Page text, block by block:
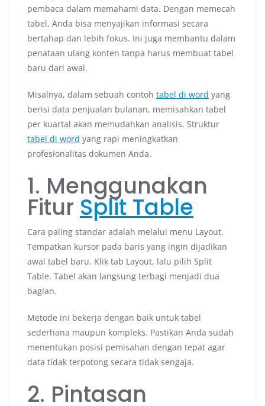
pembaca dalam memahami data. Dengan memecah
tabel, Anda bisa menyajikan informasi secara
bertahap dan lebih fokus. Ini juga membantu dalam
penataan ulang konten tanpa harus membuat tabel
baru dari awal.
Misalnya, dalam sebuah contoh tabel di word yang
berisi data penjualan bulanan, memisahkan tabel
per kuartal akan memudahkan analisis. Struktur
tabel di word yang rapi meningkatkan
profesionalitas dokumen Anda.
1. Menggunakan
Fitur Split Table
Cara paling standar adalah melalui menu Layout.
Tempatkan kursor pada baris yang ingin dijadikan
awal tabel baru. Klik tab Layout, lalu pilih Split
Table. Tabel akan langsung terbagi menjadi dua
bagian.
Metode ini bekerja dengan baik untuk tabel
sederhana maupun kompleks. Pastikan Anda sudah
menentukan posisi pemisahan dengan tepat agar
data tidak terpotong secara tidak sengaja.
2. Pintasan